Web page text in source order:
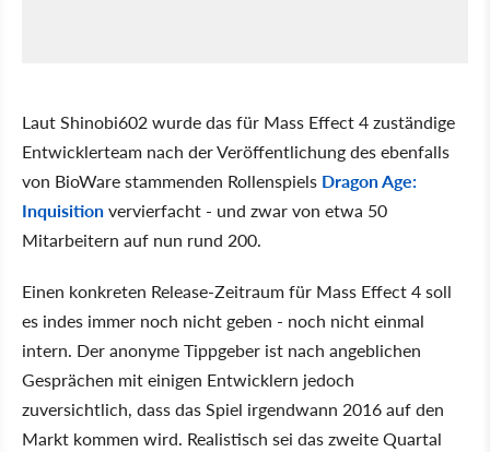
Laut Shinobi602 wurde das für Mass Effect 4 zuständige
Entwicklerteam nach der Veröffentlichung des ebenfalls
von BioWare stammenden Rollenspiels Dragon Age:
Inquisitionvervierfacht - und zwar von etwa 50
Mitarbeitern auf nun rund 200.
Einen konkreten Release-Zeitraum für Mass Effect 4 soll
es indes immer noch nicht geben - noch nicht einmal
intern. Der anonyme Tippgeber ist nach angeblichen
Gesprächen mit einigen Entwicklern jedoch
zuversichtlich, dass das Spiel irgendwann 2016 auf den
Markt kommen wird. Realistisch sei das zweite Quartal